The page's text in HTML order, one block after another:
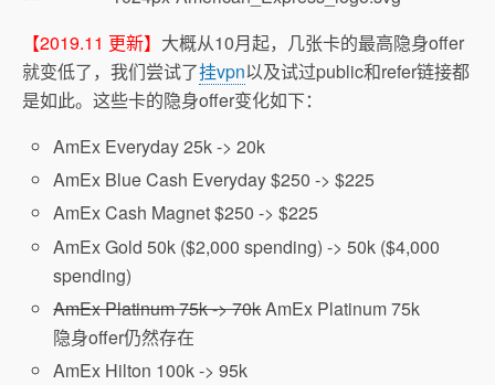
【2019.11 更新】 大概从10月起，几张卡的最高隐身offer
就变低了，我们尝试了挂vpn以及试过public和refer链接都
是如此。这些卡的隐身offer变化如下：
AmEx Everyday 25k -> 20k
AmEx Blue Cash Everyday $250 -> $225
AmEx Cash Magnet $250 -> $225
AmEx Gold 50k ($2,000 spending) -> 50k ($4,000
spending)
AmEx Platinum 75k -> 70kAmEx Platinum 75k
隐身offer仍然存在
AmEx Hilton 100k -> 95k